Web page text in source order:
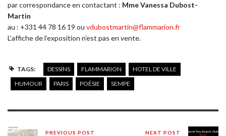
par correspondance en contactant : Mme Vanessa Dubost-
Martin
au : +331 44 78 16 19 ou vdubostmartin@flammarion.fr
L’affiche de l’exposition n’est pas en vente.
TAGS: DESSINS FLAMMARION
HOTEL DE VILLE
HUMOUR
PARIS POÉSIE SEMPE
PREVIOUS POST NEXT POST